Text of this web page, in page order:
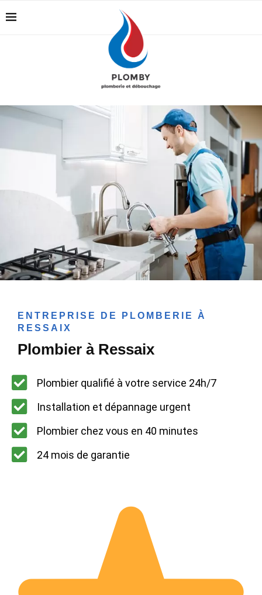
ENTREPRISE DE PLOMBERIE À
RESSAIX
Plombier à Ressaix
Plombier qualifié à votre service 24h/7
Installation et dépannage urgent
Plombier chez vous en 40 minutes
24 mois de garantie